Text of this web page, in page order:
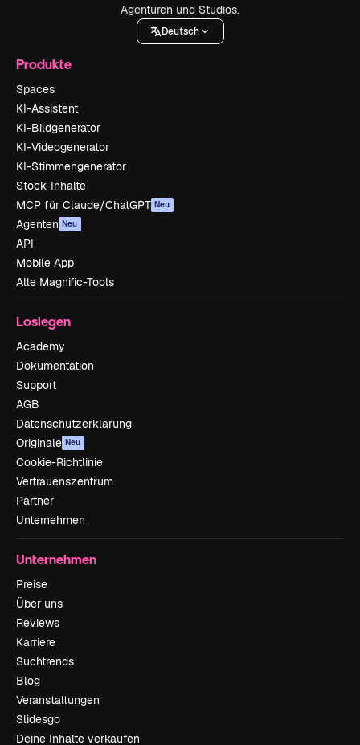
Agenturen und Studios.
Deutsch
Produkte
Spaces
KI-Assistent
KI-Bildgenerator
KI-Videogenerator
KI-Stimmengenerator
Stock-Inhalte
MCP für Claude/ChatGPT Neu
Agenten Neu
API
Mobile App
Alle Magnific-Tools
Loslegen
Academy
Dokumentation
Support
AGB
Datenschutzerklärung
Originale Neu
Cookie-Richtlinie
Vertrauenszentrum
Partner
Unternehmen
Unternehmen
Preise
Über uns
Reviews
Karriere
Suchtrends
Blog
Veranstaltungen
Slidesgo
Deine Inhalte verkaufen